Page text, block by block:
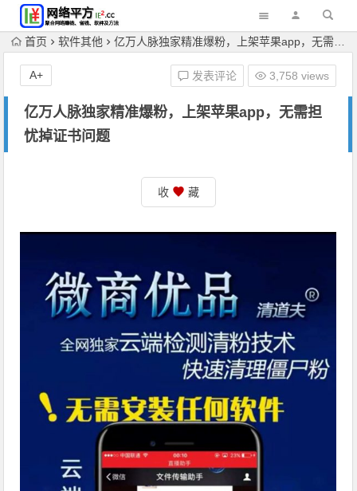
首页 软件其他 亿万人脉独家精准爆粉，上架苹果app，无需担忧掉证书问题
亿万人脉独家精准爆粉，上架苹果app，无需担
忧掉证书问题
发表评论 3,758 views
A+
收 藏